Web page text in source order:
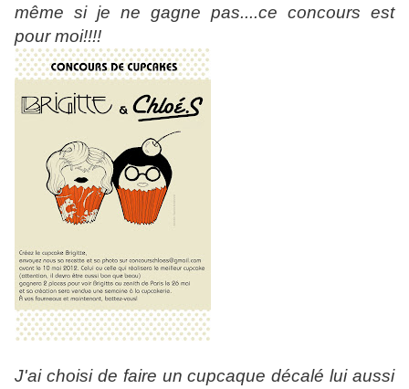
même si je ne gagne pas....ce concours est
pour moi!!!!
J'ai choisi de faire un cupcaque décalé lui aussi